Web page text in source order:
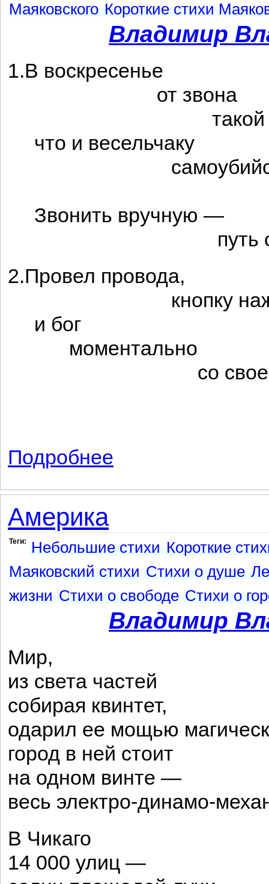
Маяковского Короткие стихи
Владимир
1.В воскресенье
от звона
такой
что и весельчаку
Звонить вручную —
путь
2.Провел провода,
кнопку
и бог
моментально
со своей
Подробнее
Америка
Теги: Небольшие стихи Короткие
Маяковский стихи Стихи о душе
жизни Стихи о свободе Стихи о
Владимир
Мир,
из света частей
собирая квинтет,
одарил ее мощью
город в ней стоит
на одном винте —
весь электро-динамо-
В Чикаго
14 000 улиц —